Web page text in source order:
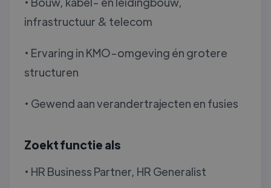
infrastructuur & telecom
• Ervaring in KMO-omgeving én grotere
structuren
• Gewend aan verandertrajecten en fusies
Zoekt functie als
• HR Business Partner, HR Generalist